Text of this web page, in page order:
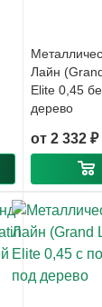
Лайн
Elite 0,45
дерево
от 2 332 ₽